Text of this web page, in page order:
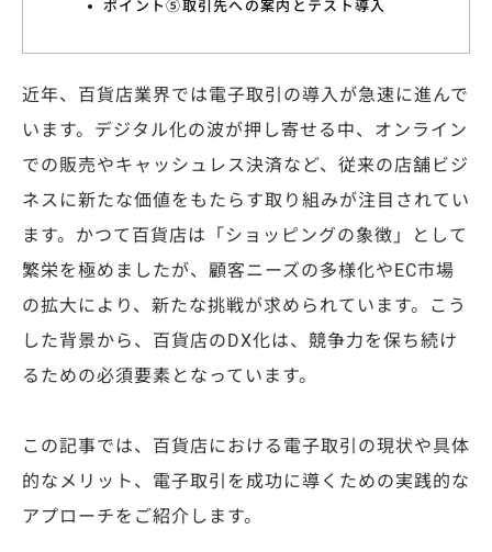
お問い合わせ
資料ダウンロード
ポイント⑤取引先への案内とテスト導入
近年、百貨店業界では電子取引の導入が急速に進んで
います。デジタル化の波が押し寄せる中、オンライン
での販売やキャッシュレス決済など、従来の店舗ビジ
ネスに新たな価値をもたらす取り組みが注目されてい
ます。かつて百貨店は「ショッピングの象徴」として
繁栄を極めましたが、顧客ニーズの多様化やEC市場
の拡大により、新たな挑戦が求められています。こう
した背景から、百貨店のDX化は、競争力を保ち続け
るための必須要素となっています。
この記事では、百貨店における電子取引の現状や具体
的なメリット、電子取引を成功に導くための実践的な
アプローチをご紹介します。